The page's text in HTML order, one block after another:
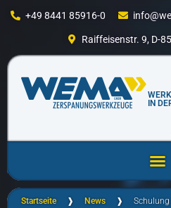
+49 8441 85916-0
Raiffeisenstr. 9, D-
IN
Startseite ❱ News ❱ Schulung